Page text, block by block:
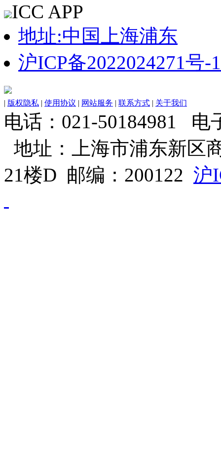
ICC APP
地址:中国上海浦东
沪ICP备2022024271号-1
| 版权隐私 | 使用协议 | 网站服务 | 联系方式 | 关于我们
电话：021-50184981 电
地址：上海市浦东新区
21楼D 邮编：200122 沪